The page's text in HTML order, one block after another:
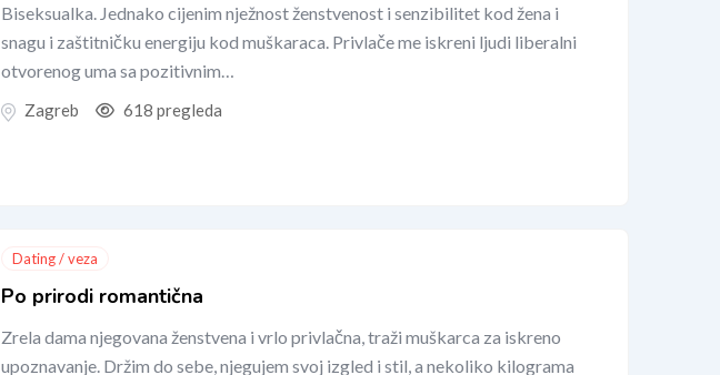
Biseksualka. Jednako cijenim nježnost ženstvenost i senzibilitet kod žena i
snagu i zaštitničku energiju kod muškaraca. Privlače me iskreni ljudi liberalni
otvorenog uma sa pozitivnim…
Zagreb 618 pregleda
Dating / veza
Po prirodi romantična
Zrela dama njegovana ženstvena i vrlo privlačna, traži muškarca za iskreno
upoznavanje. Držim do sebe, njegujem svoj izgled i stil, a nekoliko kilograma